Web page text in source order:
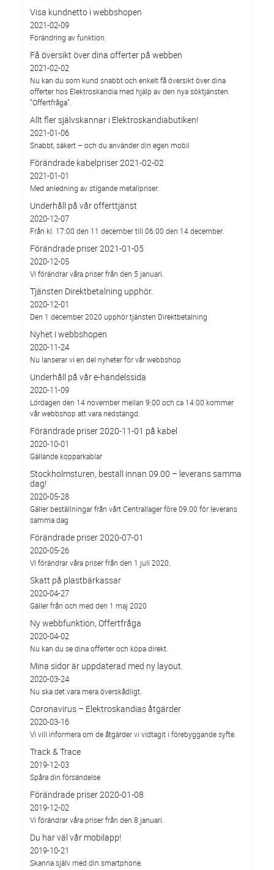
Visa kundnetto i webbshopen
2021-02-09
Förändring av funktion.
Få översikt över dina offerter på webben
2021-02-02
Nu kan du som kund snabbt och enkelt få översikt över dina
offerter hos Elektroskandia med hjälp av den nya söktjänsten
”Offertfråga”.
Allt fler självskannar i Elektroskandiabutiken!
2021-01-06
Snabbt, säkert – och du använder din egen mobil
Förändrade kabelpriser 2021-02-02
2021-01-01
Med anledning av stigande metallpriser.
Underhåll på vår offerttjänst
2020-12-07
Från kl. 17:00 den 11 december till 06:00 den 14 december.
Förändrade priser 2021-01-05
2020-12-05
Vi förändrar våra priser från den 5 januari.
Tjänsten Direktbetalning upphör.
2020-12-01
Den 1 december 2020 upphör tjänsten Direktbetalning
Nyhet i webbshopen
2020-11-24
Nu lanserar vi en del nyheter för vår webbshop
Underhåll på vår e-handelssida
2020-11-09
Lördagen den 14 november mellan 9:00 och ca 14:00 kommer
vår webbshop att vara nedstängd.
Förändrade priser 2020-11-01 på kabel
2020-10-01
Gällande kopparkablar
Stockholmsturen, beställ innan 09.00 – leverans samma
dag!
2020-05-28
Gäller beställningar från vårt Centrallager före 09.00 för leverans
samma dag
Förändrade priser 2020-07-01
2020-05-26
Vi förändrar våra priser från den 1 juli 2020.
Skatt på plastbärkassar
2020-04-27
Gäller från och med den 1 maj 2020
Ny webbfunktion, Offertfråga
2020-04-02
Nu kan du se dina offerter och köpa direkt.
Mina sidor är uppdaterad med ny layout.
2020-03-24
Nu ska det vara mera överskådligt.
Coronavirus – Elektroskandias åtgärder
2020-03-16
Vi vill informera om de åtgärder vi vidtagit i förebyggande syfte.
Track & Trace
2019-12-03
Spåra din försändelse
Förändrade priser 2020-01-08
2019-12-02
Vi förändrar våra priser från den 8 januari.
Du har väl vår mobilapp!
2019-10-21
Skanna själv med din smartphone.